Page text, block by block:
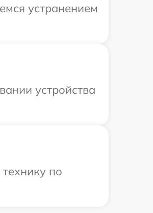
устранением
устройства
по